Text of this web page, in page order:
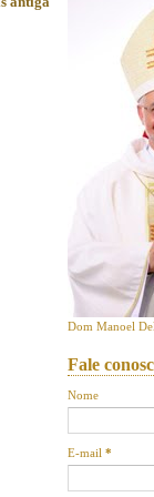
Dom Manoel
Fale
Nome
E-mail *